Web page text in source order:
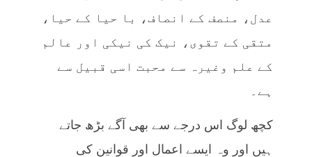
عدل، منصف کے انصاف، با حیا کے حیا،
متقی کے تقوی، نیک کی نیکی اور عالم
کے علم وغیرہ سے محبت اسی قبیل سے
ہے۔
کچھ لوگ اس درجے سے بھی آگے بڑھ جاتے
ہیں اور وہ ایسے اعمال اور قوانین کی